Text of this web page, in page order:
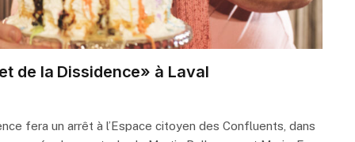
de la Dissidence» à Laval
fera un arrêt à l’Espace citoyen des Confluents, dans